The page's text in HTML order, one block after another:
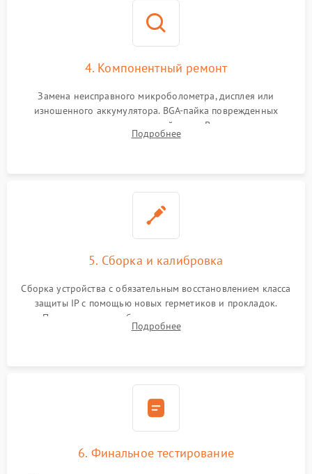
4. Компонентный ремонт
Замена неисправного микроболометра, дисплея или
изношенного аккумулятора. BGA-пайка поврежденных
контроллеров на материнской плате. Восстановление
разъемов и кнопок, замена поврежденных элементов
Подробнее
5. Сборка и калибровка
Сборка устройства с обязательным восстановлением класса
защиты IP с помощью новых герметиков и прокладок.
Программная калибровка матрицы по эталонному
абсолютно черному телу для точного измерения температур.
Подробнее
6. Финальное тестирование